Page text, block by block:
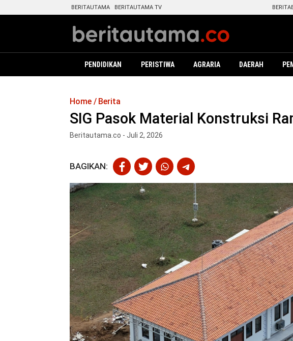
BERITAUTAMA BERITAUTAMA TV
PENDIDIKAN PERISTIWA AGRARIA DAERAH
Home Berita
SIG Pasok Material Konstruksi
Beritautama.co - Juli 2, 2026
BAGIKAN: